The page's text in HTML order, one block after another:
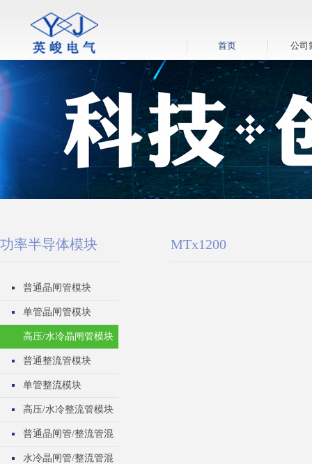
首页 公司
功率半导体模块
普通晶闸管模块
单管晶闸管模块
高压/水冷晶闸管模块
普通整流管模块
单管整流模块
高压/水冷整流管模块
普通晶闸管/整流管混
合模块
水冷晶闸管/整流管混
MTx1200